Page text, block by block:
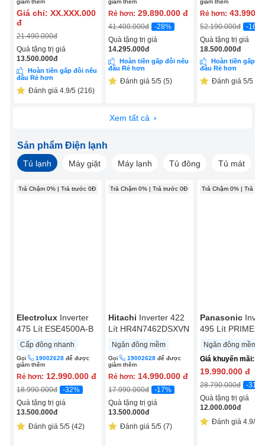
giảm thêm
Giá chỉ: XX.XXX.000
đ
21.490.000đ
Quà tặng trị giá
13.500.000đ
Hoàn tiền gấp đôi nếu
đâu Rẻ hơn
Đánh giá 4.9/5 (216)
giảm thêm
Rẻ hơn: 29.890.000 đ
41.400.000đ
-28%
Quà tặng trị giá
14.295.000đ
Hoàn tiền gấp đôi nếu
đâu Rẻ hơn
Đánh giá 5/5 (5)
giảm thêm
Rẻ hơn:
52.190.000đ
-16%
Quà tặng trị giá
18.500.000đ
Hoàn tiền gấp
đâu Rẻ hơn
Đánh giá 5/5 (5)
Xem tất cả
Sản phẩm Điện lạnh
Tủ lạnh Máy giặt Máy lạnh Tủ đông Tủ mát
Trả Chậm 0% | Trả trước 0Đ
Electrolux Inverter
475 Lít ESE4500A-B
Cấp đông nhanh
Gọi 19002628 để được
giảm thêm
Rẻ hơn: 12.990.000 đ
18.990.000đ
-32%
Quà tặng trị giá
13.500.000đ
Đánh giá 5/5 (42)
Trả Chậm 0% | Trả trước 0Đ
Hitachi Inverter 422
Lít HR4N7462DSXVN
Ngăn đông mềm
Gọi 19002628 để được
giảm thêm
Rẻ hơn: 14.990.000 đ
17.990.000đ
-17%
Quà tặng trị giá
13.500.000đ
Đánh giá 5/5 (7)
Trả Chậm 0% | Trả
Panasonic
495 Lít PRIME+
Edition NR-
CW530HVK9
Ngăn đông mềm
Giá khuyến mãi:
19.990.000 đ
28.790.000đ
-31%
Quà tặng trị giá
12.000.000đ
Đánh giá 4.9/5